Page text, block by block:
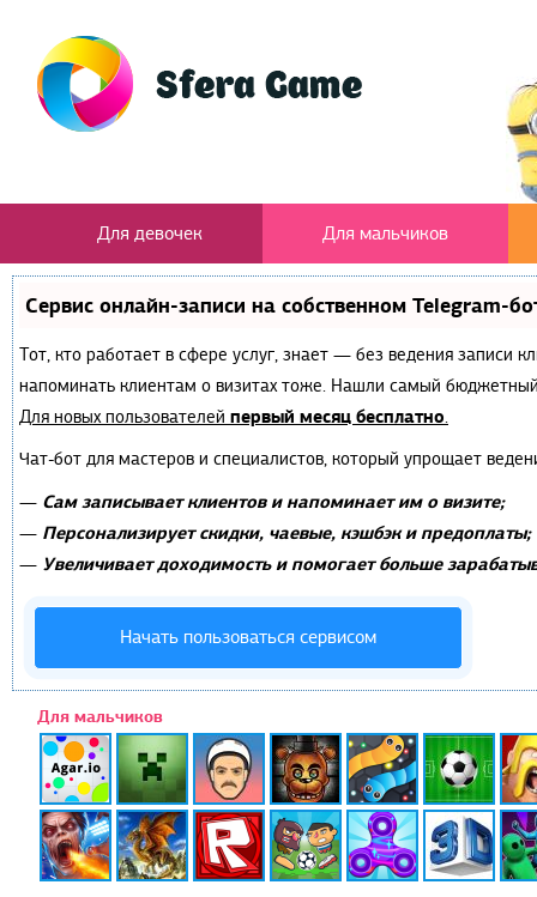
Для девочек Для мальчиков
Сервис онлайн-записи на собственном Telegram-
Тот, кто работает в сфере услуг, знает — без ведения записи
напоминать клиентам о визитах тоже. Нашли самый
Для новых пользователей первый месяц бесплатно.
Чат-бот для мастеров и специалистов, который упрощает
— Сам записывает клиентов и напоминает им о визите;
— Персонализирует скидки, чаевые, кэшбэк и предоплаты;
— Увеличивает доходимость и помогает больше
Начать пользоваться сервисом
Для мальчиков